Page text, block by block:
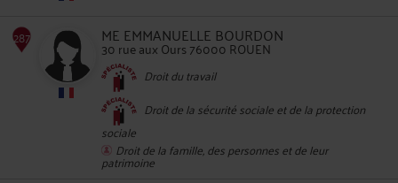
ME EMMANUELLE BOURDON
30 rue aux Ours 76000 ROUEN
Droit du travail
Droit de la sécurité sociale et de la protection
sociale
Droit de la famille, des personnes et de leur
patrimoine